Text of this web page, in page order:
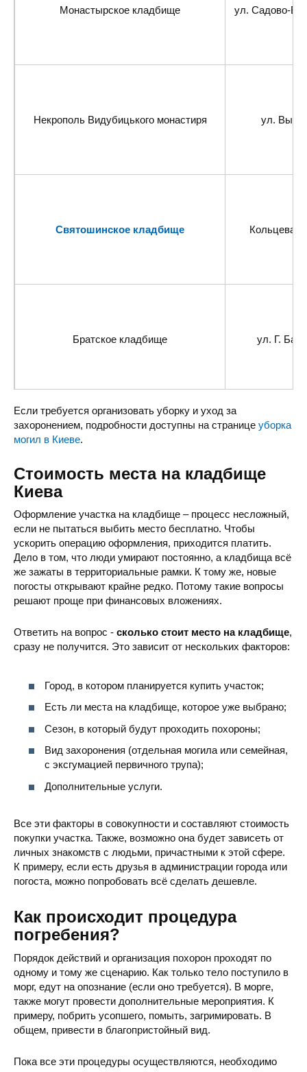
Монастырское кладбище ул. Садово-
Некрополь Видубицького монастиря ул.
Святошинское кладбище Кольцевая
Братское кладбище ул. Г.
Троещинское кладбище Троещина, ул.
Чапаевское кладбище ул.
Корчеватское кладбище ул.
Если требуется организовать уборку и уход за
захоронением, подробности доступны на странице уборка
могил в Киеве.
Стоимость места на кладбище
Киева
Оформление участка на кладбище – процесс несложный,
если не пытаться выбить место бесплатно. Чтобы
ускорить операцию оформления, приходится платить.
Дело в том, что люди умирают постоянно, а кладбища всё
же зажаты в территориальные рамки. К тому же, новые
погосты открывают крайне редко. Потому такие вопросы
решают проще при финансовых вложениях.
Ответить на вопрос - сколько стоит место на кладбище,
сразу не получится. Это зависит от нескольких факторов:
Город, в котором планируется купить участок;
Есть ли места на кладбище, которое уже выбрано;
Сезон, в который будут проходить похороны;
Вид захоронения (отдельная могила или семейная,
с эксгумацией первичного трупа);
Дополнительные услуги.
Все эти факторы в совокупности и составляют стоимость
покупки участка. Также, возможно она будет зависеть от
личных знакомств с людьми, причастными к этой сфере.
К примеру, если есть друзья в администрации города или
погоста, можно попробовать всё сделать дешевле.
Как происходит процедура
погребения?
Порядок действий и организация похорон проходят по
одному и тому же сценарию. Как только тело поступило в
морг, едут на опознание (если оно требуется). В морге,
также могут провести дополнительные мероприятия. К
примеру, побрить усопшего, помыть, загримировать. В
общем, привести в благопристойный вид.
Пока все эти процедуры осуществляются, необходимо